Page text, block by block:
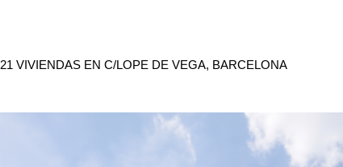
21 VIVIENDAS EN C/LOPE DE VEGA, BARCELONA